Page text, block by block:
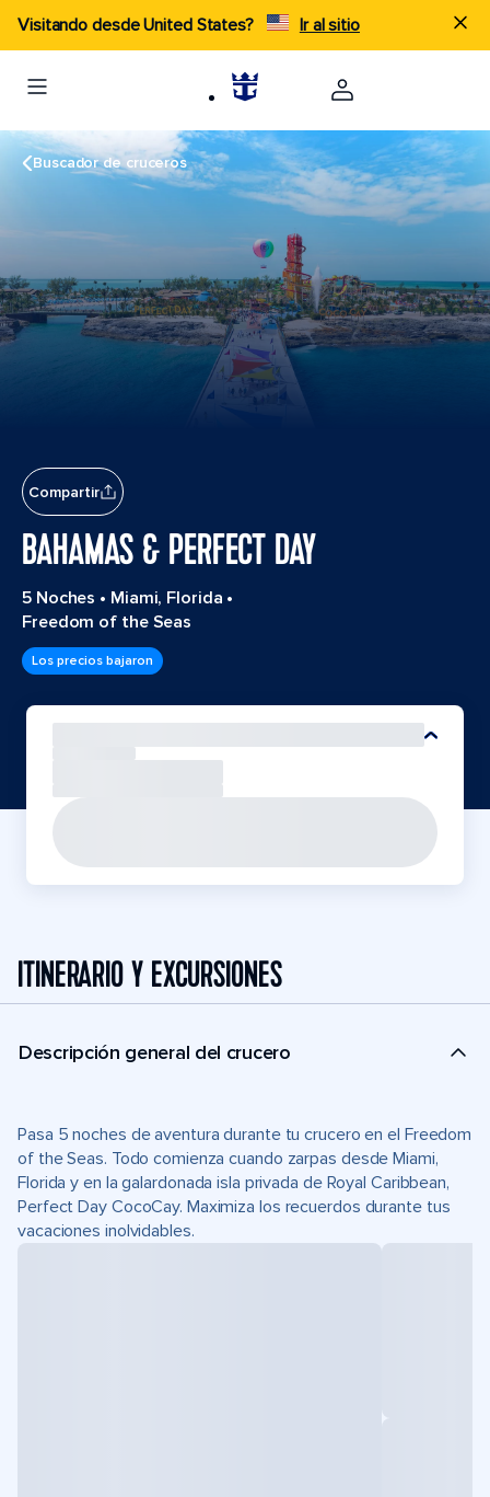
Visitando desde United States? Ir al sitio
Buscador de cruceros
Compartir
BAHAMAS & PERFECT DAY
5 Noches • Miami, Florida •
Freedom of the Seas
Los precios bajaron
ITINERARIO Y EXCURSIONES
Descripción general del crucero
Pasa 5 noches de aventura durante tu crucero en el Freedom
of the Seas. Todo comienza cuando zarpas desde Miami,
Florida y en la galardonada isla privada de Royal Caribbean,
Perfect Day CocoCay. Maximiza los recuerdos durante tus
vacaciones inolvidables.